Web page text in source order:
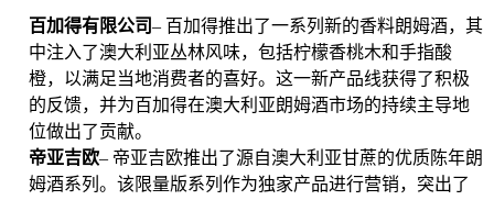
百加得有限公司– 百加得推出了一系列新的香料朗姆酒，其
中注入了澳大利亚丛林风味，包括柠檬香桃木和手指酸
橙，以满足当地消费者的喜好。这一新产品线获得了积极
的反馈，并为百加得在澳大利亚朗姆酒市场的持续主导地
位做出了贡献。
帝亚吉欧– 帝亚吉欧推出了源自澳大利亚甘蔗的优质陈年朗
姆酒系列。该限量版系列作为独家产品进行营销，突出了